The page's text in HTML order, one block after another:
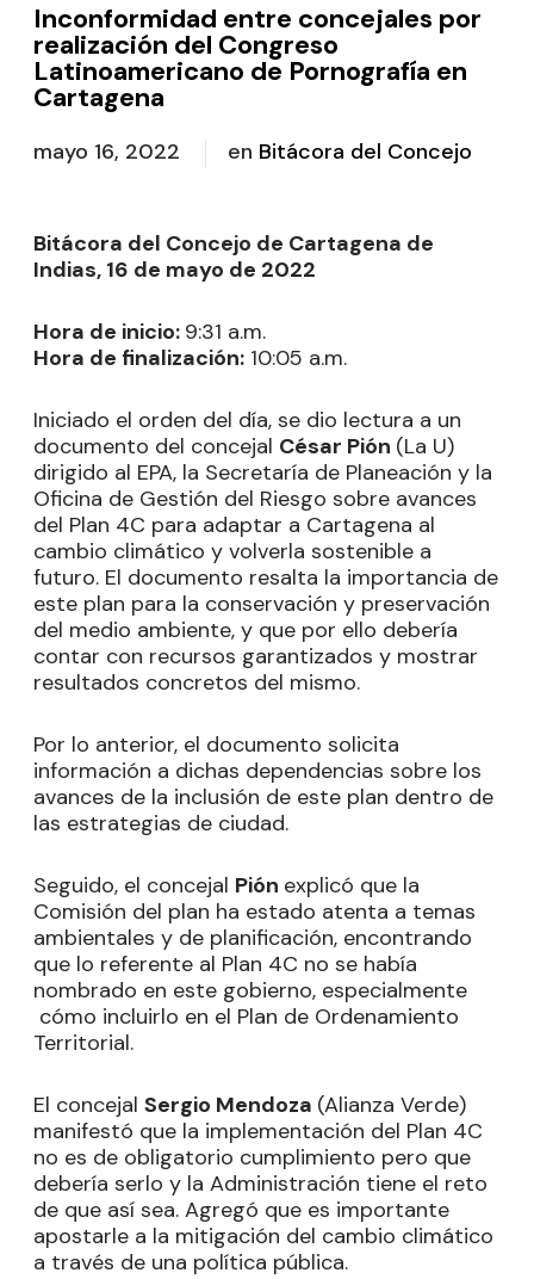
Inconformidad entre concejales por
realización del Congreso
Latinoamericano de Pornografía en
Cartagena
mayo 16, 2022 en Bitácora del Concejo
Bitácora del Concejo de Cartagena de
Indias, 16 de mayo de 2022
Hora de inicio: 9:31 a.m.
Hora de finalización: 10:05 a.m.
Iniciado el orden del día, se dio lectura a un
documento del concejal César Pión (La U)
dirigido al EPA, la Secretaría de Planeación y la
Oficina de Gestión del Riesgo sobre avances
del Plan 4C para adaptar a Cartagena al
cambio climático y volverla sostenible a
futuro. El documento resalta la importancia de
este plan para la conservación y preservación
del medio ambiente, y que por ello debería
contar con recursos garantizados y mostrar
resultados concretos del mismo.
Por lo anterior, el documento solicita
información a dichas dependencias sobre los
avances de la inclusión de este plan dentro de
las estrategias de ciudad.
Seguido, el concejal Pión explicó que la
Comisión del plan ha estado atenta a temas
ambientales y de planificación, encontrando
que lo referente al Plan 4C no se había
nombrado en este gobierno, especialmente
cómo incluirlo en el Plan de Ordenamiento
Territorial.
El concejal Sergio Mendoza (Alianza Verde)
manifestó que la implementación del Plan 4C
no es de obligatorio cumplimiento pero que
debería serlo y la Administración tiene el reto
de que así sea. Agregó que es importante
apostarle a la mitigación del cambio climático
a través de una política pública.